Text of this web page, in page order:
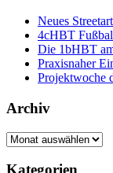
Neues
4cHBT
Die 1bHBT
Praxisnaher
Projektwoche
Archiv
Archiv
Kategorien